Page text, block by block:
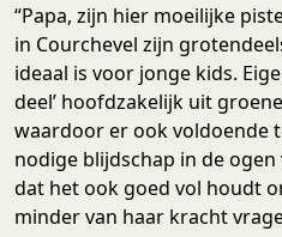
“Papa, zijn hier moeilijke
in Courchevel zijn
ideaal is voor jonge kids.
deel’ hoofdzakelijk uit
waardoor er ook voldoende
nodige blijdschap in de
dat het ook goed vol houdt
minder van haar kracht